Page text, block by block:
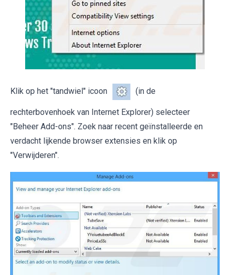
Klik op het "tandwiel" icoon (in de
rechterbovenhoek van Internet Explorer) selecteer
"Beheer Add-ons". Zoek naar recent geïnstalleerde en
verdacht lijkende browser extensies en klik op
"Verwijderen".